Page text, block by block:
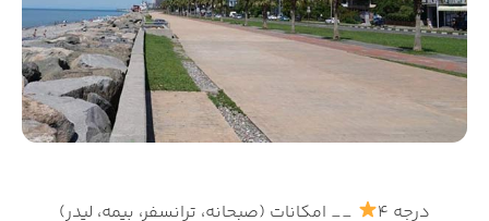
درجه 4 __ امکانات (صبحانه، ترانسفر، بیمه، لیدر)